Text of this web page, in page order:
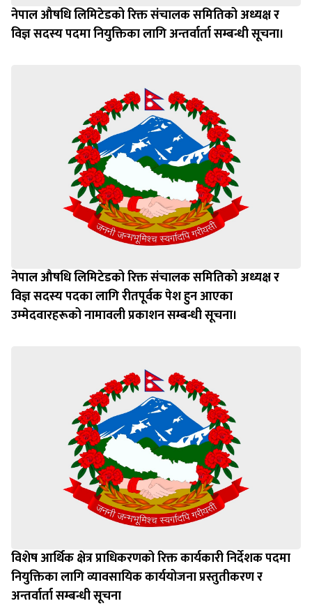
नेपाल औषधि लिमिटेडको रिक्त संचालक समितिको अध्यक्ष र
विज्ञ सदस्य पदमा नियुक्तिका लागि अन्तर्वार्ता सम्बन्धी सूचना।
नेपाल औषधि लिमिटेडको रिक्त संचालक समितिको अध्यक्ष र
विज्ञ सदस्य पदका लागि रीतपूर्वक पेश हुन आएका
उम्‍मेदवारहरूको नामावली प्रकाशन सम्बन्धी सूचना।
विशेष आर्थिक क्षेत्र प्राधिकरणको रिक्त कार्यकारी निर्देशक पदमा
नियुक्तिका लागि व्यावसायिक कार्ययोजना प्रस्तुतीकरण र